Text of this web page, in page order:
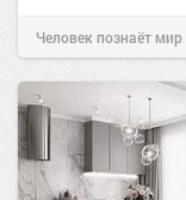
Человек познаёт мир